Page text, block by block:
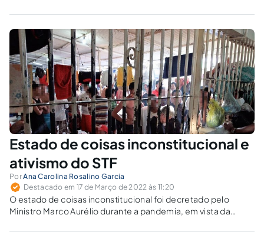
Estado de coisas inconstitucional e
ativismo do STF
PorAna Carolina Rosalino Garcia
Destacado em 17 de Março de 2022 às 11:20
O estado de coisas inconstitucional foi decretado pelo
Ministro Marco Aurélio durante a pandemia, em vista da
o ativismo judicial para se pronunciar em temas espinhosos.